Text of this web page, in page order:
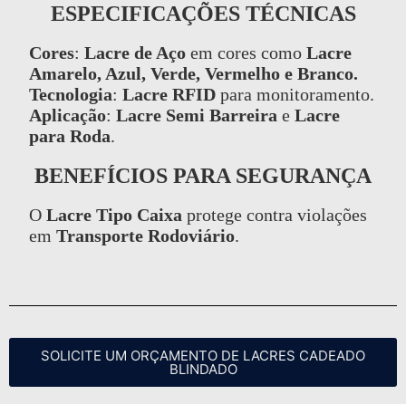
ESPECIFICAÇÕES TÉCNICAS
Cores: Lacre de Aço em cores como Lacre
Amarelo, Azul, Verde, Vermelho e Branco.
Tecnologia: Lacre RFID para monitoramento.
Aplicação: Lacre Semi Barreira e Lacre
para Roda.
BENEFÍCIOS PARA SEGURANÇA
O Lacre Tipo Caixa protege contra violações
em Transporte Rodoviário.
SOLICITE UM ORÇAMENTO DE LACRES CADEADO
BLINDADO